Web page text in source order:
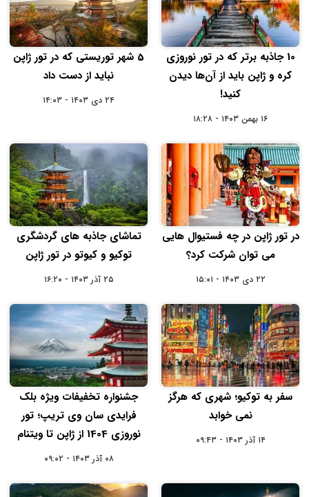
10 جاذبه برتر که در تور نوروزی
کره و ژاپن باید از آن‌ها دیدن
کنید!
۱۶ بهمن ۱۴۰۳ - ۱۸:۲۸
5 شهر توریستی که در تور ژاپن
نباید از دست داد
۲۴ دی ۱۴۰۳ - ۱۴:۰۳
در تور ژاپن در چه فستیوال ‌هایی
می ‌‌توان شرکت کرد؟
۲۲ دی ۱۴۰۳ - ۱۵:۰۱
تماشای جاذبه‌ های گردشگری
توکیو و کیوتو در تور ژاپن
۲۵ آذر ۱۴۰۳ - ۱۶:۲۰
سفر به توکیو؛ شهری که هرگز
نمی‌ خوابد
۱۴ آذر ۱۴۰۳ - ۰۹:۴۳
جشنواره تخفیفات ویژه بلک
فرایدی سان وی تریپ؛ تور
نوروزی 1404 از ژاپن تا ویتنام
۰۸ آذر ۱۴۰۳ - ۰۹:۰۲